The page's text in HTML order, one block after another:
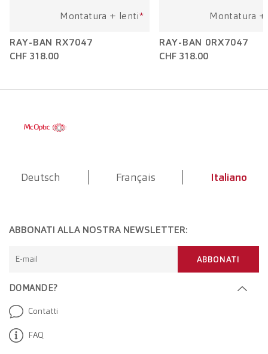
Montatura + lenti*
RAY-BAN RX7047
CHF 318.00
Montatura
RAY-BAN 0RX7047
CHF 318.00
Deutsch Français Italiano
DOMANDE?
Contatti
FAQ
ABBONATI ALLA NOSTRA NEWSLETTER:
E-mail ABBONATI